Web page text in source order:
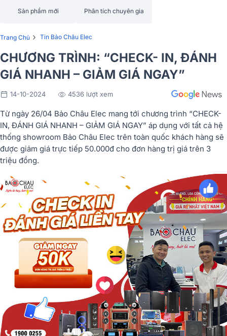
Sản phẩm mới Phân tích chuyên gia
Trang Chủ › Tin Bảo Châu Elec
CHƯƠNG TRÌNH: “CHECK- IN, ĐÁNH
GIÁ NHANH – GIẢM GIÁ NGAY”
14-10-2024 4536 lượt xem
Từ ngày 26/04 Bảo Châu Elec mang tới chương trình “CHECK-
IN, ĐÁNH GIÁ NHANH – GIẢM GIÁ NGAY” áp dụng với tất cả hệ
thống showroom Bảo Châu Elec trên toàn quốc khách hàng sẽ
được giảm giá trực tiếp 50.000đ cho đơn hàng trị giá trên 3
triệu đồng.